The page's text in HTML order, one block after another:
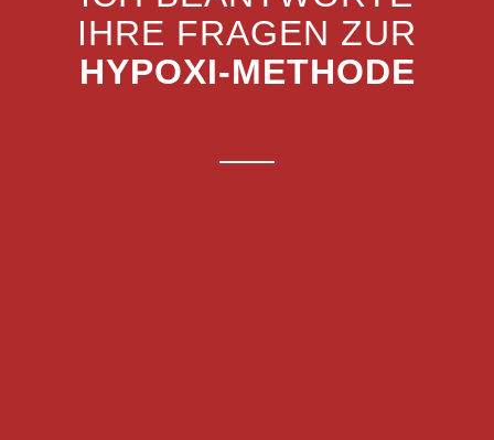
IHRE FRAGEN ZUR
HYPOXI-METHODE